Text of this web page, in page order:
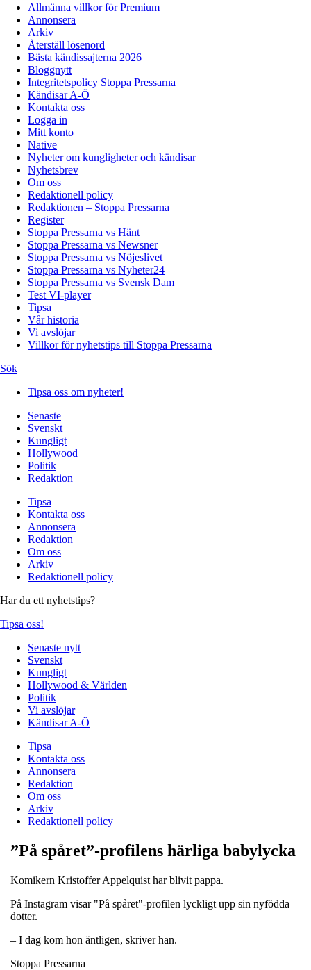
Allmänna villkor för Premium
Annonsera
Arkiv
Återställ lösenord
Bästa kändissajterna 2026
Bloggnytt
Integritetspolicy Stoppa Pressarna
Kändisar A-Ö
Kontakta oss
Logga in
Mitt konto
Native
Nyheter om kungligheter och kändisar
Nyhetsbrev
Om oss
Redaktionell policy
Redaktionen – Stoppa Pressarna
Register
Stoppa Pressarna vs Hänt
Stoppa Pressarna vs Newsner
Stoppa Pressarna vs Nöjeslivet
Stoppa Pressarna vs Nyheter24
Stoppa Pressarna vs Svensk Dam
Test VI-player
Tipsa
Vår historia
Vi avslöjar
Villkor för nyhetstips till Stoppa Pressarna
Sök
Tipsa oss om nyheter!
Senaste
Svenskt
Kungligt
Hollywood
Politik
Redaktion
Tipsa
Kontakta oss
Annonsera
Redaktion
Om oss
Arkiv
Redaktionell policy
Har du ett nyhetstips?
Tipsa oss!
Senaste nytt
Svenskt
Kungligt
Hollywood & Världen
Politik
Vi avslöjar
Kändisar A-Ö
Tipsa
Kontakta oss
Annonsera
Redaktion
Om oss
Arkiv
Redaktionell policy
”På spåret”-profilens härliga babylycka
Komikern Kristoffer Appelquist har blivit pappa.
På Instagram visar "På spåret"-profilen lyckligt upp sin nyfödda
dotter.
– I dag kom hon äntligen, skriver han.
Stoppa Pressarna